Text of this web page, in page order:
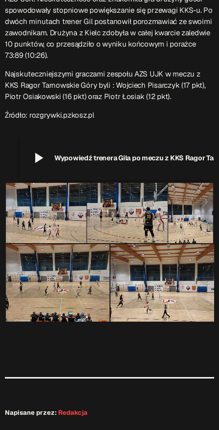
Audycja
14:00 - 14:05
Gdzie TymRazem?
Serwis Informacyjny
18:00 - 18:05
Serwis Informacyjny
10:00 - 10:05
TOP CHART
spowodowały stopniowe powiększanie się przewagi KKS-u. Po
dwóch minutach trener Gil postanowił porozmawiać ze swoimi
zawodnikam. Drużyna z Kielc zdobyła w całej kwarcie zaledwie
10 punktów, co przesądziło o wyniku końcowym i porażce
73:89 (10:26).
Najskuteczniejszymi graczami zespołu AZS UJK w meczu z
KKS Ragor Tarnowskie Góry byli : Wojciech Pisarczyk (17 pkt),
Piotr Osiakowski (16 pkt) oraz Piotr Łosiak (12 pkt).
Źródło: rozgrywki.pzkosz.pl
play_arrow
Napisane przez: Redakcja